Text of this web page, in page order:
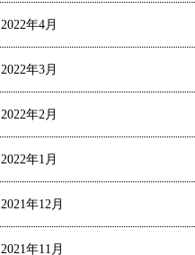
2022年4月
2022年3月
2022年2月
2022年1月
2021年12月
2021年11月